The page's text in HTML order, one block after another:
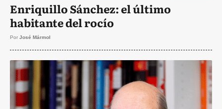
Enriquillo Sánchez: el último
habitante del rocío
Por José Mármol